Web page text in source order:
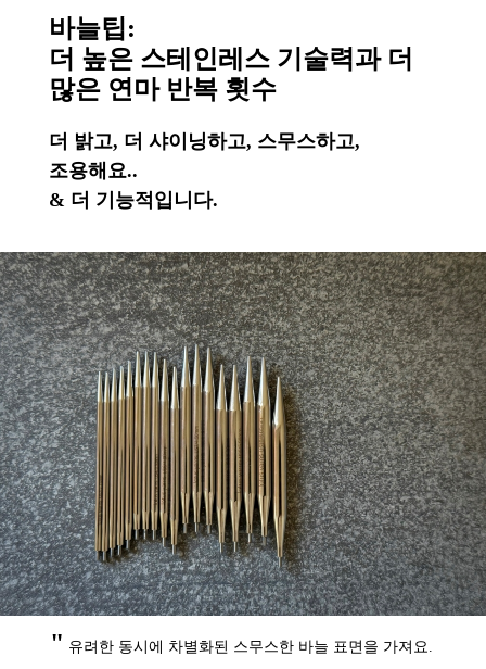
바늘팁:
더 높은 스테인레스 기술력과 더
많은 연마 반복 횟수
더 밝고, 더 샤이닝하고, 스무스하고,
조용해요..
& 더 기능적입니다.
" 유려한 동시에 차별화된 스무스한 바늘 표면을 가져요.